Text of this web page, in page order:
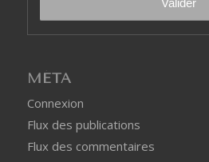
MÉTA
Connexion
Flux des publications
Flux des commentaires